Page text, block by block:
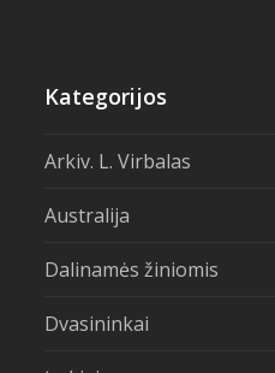
Kategorijos
Arkiv. L. Virbalas
Australija
Dalinamės žiniomis
Dvasininkai